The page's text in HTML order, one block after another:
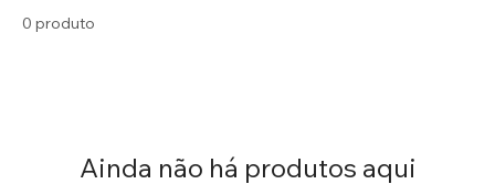
0 produto
Ainda não há produtos aqui